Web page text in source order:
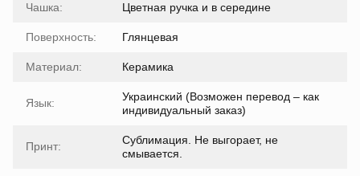
Чашка: Цветная ручка и в середине
Поверхность: Глянцевая
Материал: Керамика
Язык:
Украинский (Возможен перевод – как
индивидуальный заказ)
Принт:
Сублимация. Не выгорает, не
смывается.